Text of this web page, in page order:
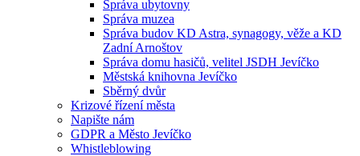
Správa ubytovny
Správa muzea
Správa budov KD Astra, synagogy, věže a KD
Zadní Arnoštov
Správa domu hasičů, velitel JSDH Jevíčko
Městská knihovna Jevíčko
Sběrný dvůr
Krizové řízení města
Napište nám
GDPR a Město Jevíčko
Whistleblowing